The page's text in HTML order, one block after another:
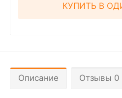
КУПИТЬ В
Описание Отзывы 0